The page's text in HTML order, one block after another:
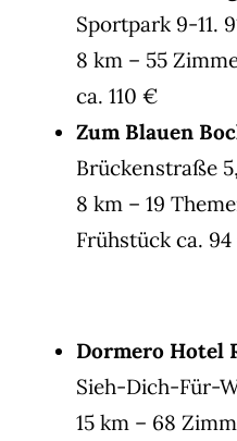
Sportpark 9-11.
8 km – 55
ca. 110 €
Zum Blauen
Brückenstraße
8 km – 19
Frühstück ca.
Dormero Hotel
Sieh-Dich-Für-
15 km – 68